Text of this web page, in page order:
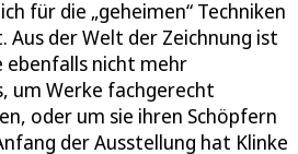
für die „geheimen“ Techniken
der Welt der Zeichnung ist
nicht mehr
um Werke fachgerecht
oder um sie ihren Schöpfern
der Ausstellung hat Klinke